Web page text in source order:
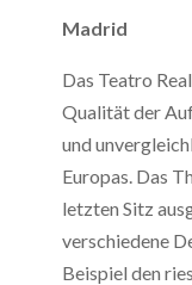
Madrid
Das Teatro
Qualität der
und
Europas. Das
letzten Sitz
verschiedene
Beispiel den